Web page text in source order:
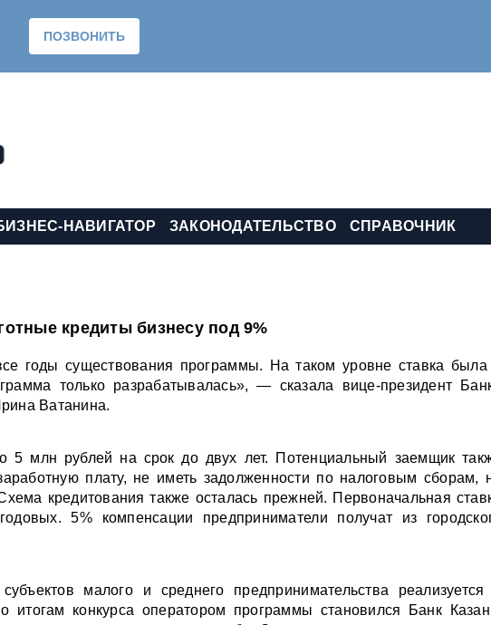
НАВИГАТОР ЗАКОНОДАТЕЛЬСТВО СПРАВОЧНИК
кредиты бизнесу под 9%
годы существования программы. На таком уровне ставка была
только разрабатывалась», — сказала вице-президент
Ватанина.
5 млн рублей на срок до двух лет. Потенциальный заемщик
плату, не иметь задолженности по налоговым сборам,
кредитования также осталась прежней. Первоначальная
5% компенсации предприниматели получат из
малого и среднего предпринимательства реализуется
конкурса оператором программы становился Банк